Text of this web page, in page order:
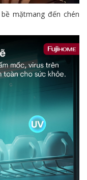
mặtmang đến chén